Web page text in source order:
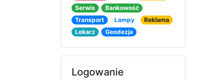
Serwis
Bankowość
Transport
Lampy
Reklama
Lekarz
Geodezja
Logowanie